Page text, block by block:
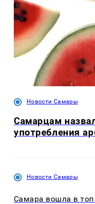
Новости Самары
Самарцам
употребления
Новости Самары
Самара вошла в